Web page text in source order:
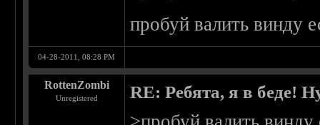
пробуй валить винду
04-28-2011, 08:28 PM
RottenZombi
Unregistered RE: Ребята, я в беде!